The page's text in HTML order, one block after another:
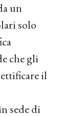
un
solo
che gli
il
sede di